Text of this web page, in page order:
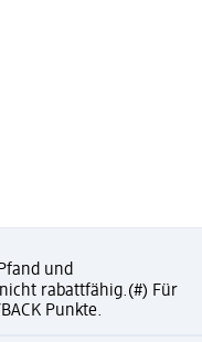
und
rabattfähig.(#) Für
Punkte.